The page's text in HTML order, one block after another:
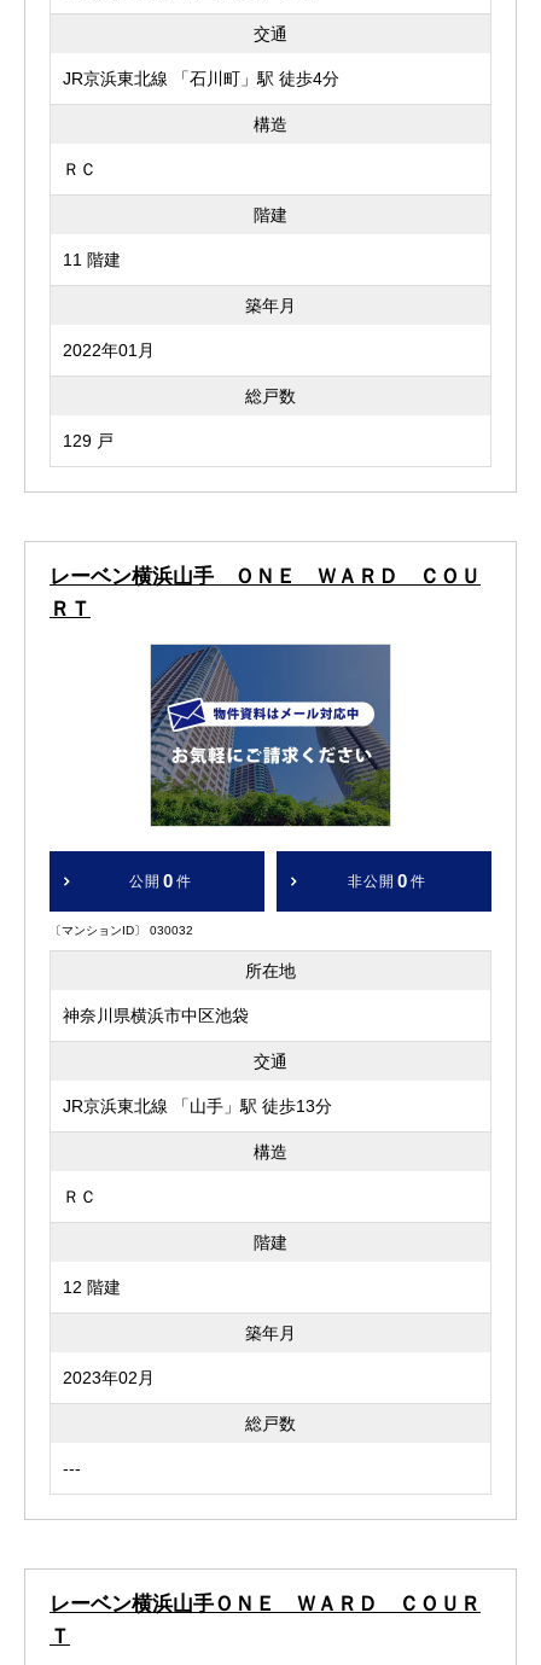
交通
JR京浜東北線 「石川町」駅 徒歩4分
構造
ＲＣ
階建
11 階建
築年月
2022年01月
総戸数
129 戸
レーベン横浜山手 ＯＮＥ ＷＡＲＤ ＣＯＵ
ＲＴ
公開 0 件 非公開 0 件
〔マンションID〕 030032
所在地
神奈川県横浜市中区池袋
交通
JR京浜東北線 「山手」駅 徒歩13分
構造
ＲＣ
階建
12 階建
築年月
2023年02月
総戸数
---
レーベン横浜山手ＯＮＥ ＷＡＲＤ ＣＯＵＲ
Ｔ